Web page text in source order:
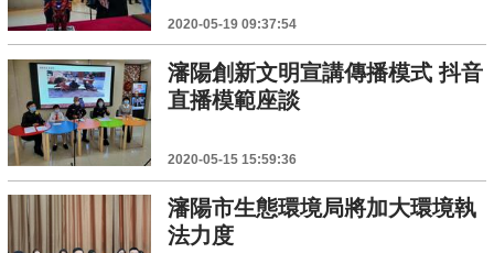
2020-05-19 09:37:54
瀋陽創新文明宣講傳播模式 抖音
直播模範座談
2020-05-15 15:59:36
瀋陽市生態環境局將加大環境執
法力度